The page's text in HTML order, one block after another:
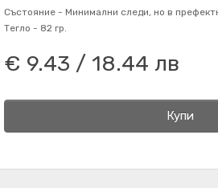
Състояние - Минимални следи, но в
Тегло - 82 гр.
€ 9.43 / 18.44 лв
Купи